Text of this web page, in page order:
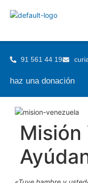
91 561 44 19
haz una donación
Misión